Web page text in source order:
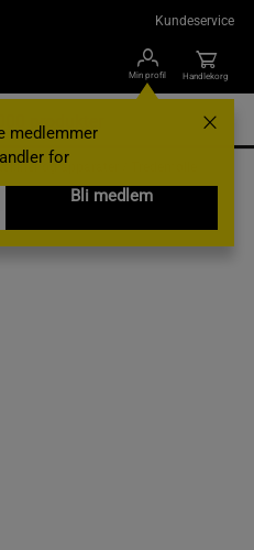
Kundeservice
Min profil
medlemmer
for
Bli medlem
Handlekorg
og apparater /